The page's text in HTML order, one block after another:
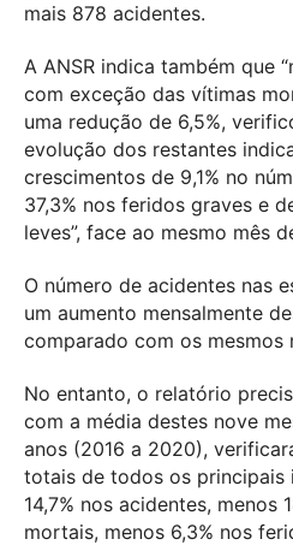
mais 878 acidentes.
A ANSR indica também que
com exceção das vítimas
uma redução de 6,5%,
evolução dos restantes
crescimentos de 9,1% no
37,3% nos feridos graves e
leves”, face ao mesmo mês
O número de acidentes nas
um aumento mensalmente
comparado com os mesmos
No entanto, o relatório
com a média destes nove
anos (2016 a 2020),
totais de todos os principais
14,7% nos acidentes, menos
mortais, menos 6,3% nos